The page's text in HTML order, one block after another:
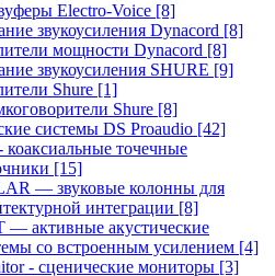
Electro-Voice [8]
звукоусиления Dynacord [8]
мощности Dynacord [8]
звукоусиления SHURE [9]
Shure [1]
Shure [8]
системы DS Proaudio [42]
коаксиальные точечные
[15]
— звуковые колонны для
интеграции [8]
— активные акустические
со встроенным усилением [4]
- сценические мониторы [3]